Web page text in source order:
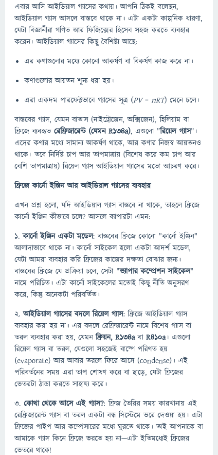
এবার আসি আইডিয়াল গ্যাসের কথায়। আপনি ঠিকই বলেছন,
আইডিয়াল গ্যাস আসলে বাস্তবে থাকে না। এটা একটা কাল্পনিক ধারণা,
যেটা বিজ্ঞানীরা গণিত আর ফিজিক্সের হিসেব সহজ করতে ব্যবহার
করেন। আইডিয়াল গ্যাসের কিছু বৈশিষ্ট্য আছে:
এর কণাগুলোর মধ্যে কোনো আকর্ষণ বা বিকর্ষণ কাজ করে না।
কণাগুলোর আয়তন শূন্য ধরা হয়।
এরা একদম পারফেক্টভাবে গ্যাসের সূত্র (PV= nRT) মেনে চলে।
বাস্তবের গ্যাস, যেমন বাতাস (নাইট্রোজেন, অক্সিজেন), হিলিয়াম বা
ফ্রিজে ব্যবহৃত রেফ্রিজারেন্ট (যেমন R134a), এগুলো "রিয়েল গ্যাস"।
এদের কণার মধ্যে সামান্য আকর্ষণ থাকে, আর কণার নিজস্ব আয়তনও
থাকে। তবে নির্দিষ্ট চাপ আর তাপমাত্রায় (বিশেষ করে কম চাপ আর
বেশি তাপমাত্রায়) রিয়েল গ্যাস আইডিয়াল গ্যাসের মতো আচরণ করে।
ফ্রিজে কার্নো ইঞ্জিন আর আইডিয়াল গ্যাসের ব্যবহার
এখন প্রশ্ন হলো, যদি আইডিয়াল গ্যাস বাস্তবে না থাকে, তাহলে ফ্রিজে
কার্নো ইঞ্জিন কীভাবে চলে? আসলে ব্যাপারটা এমন:
১.কার্নো ইঞ্জিন একটা মডেল: বাস্তবের ফ্রিজে কোনো "কার্নো ইঞ্জিন"
আলাদাভাবে থাকে না। কার্নো সাইকেল হলো একটা আদর্শ মডেল,
যেটা আমরা ব্যবহার করি ফ্রিজের কাজের দক্ষতা বোঝার জন্য।
বাস্তবের ফ্রিজে যে প্রক্রিয়া চলে, সেটা "ভ্যাপার কম্প্রেশন সাইকেল"
নামে পরিচিত। এটা কার্নো সাইকেলের মতোই কিছু নীতি অনুসরণ
করে, কিন্তু অনেকটা পরিবর্তিত।
২.আইডিয়াল গ্যাসের বদলে রিয়েল গ্যাস: ফ্রিজে আইডিয়াল গ্যাস
ব্যবহার করা হয় না। এর বদলে রেফ্রিজারেন্ট নামে বিশেষ গ্যাস বা
তরল ব্যবহার করা হয়, যেমনফ্রিয়ন, R134aবা R410a। এগুলো
রিয়েল গ্যাস বা তরল, যেগুলো সহজেই বাষ্পে পরিণত হয়
(evaporate) আর আবার তরলে ফিরে আসে (condense)। এই
পরিবর্তনের সময় এরা তাপ শোষণ করে বা ছাড়ে, যেটা ফ্রিজের
ভেতরটা ঠান্ডা করতে সাহায্য করে।
৩. কোথা থেকে আসে এই গ্যাস?: ফ্রিজ তৈরির সময় কারখানায় এই
রেফ্রিজারেন্ট গ্যাস বা তরল একটা বন্ধ সিস্টেমে ভরে দেওয়া হয়। এটা
ফ্রিজের পাইপ আর কম্প্রেসারের মধ্যে ঘুরতে থাকে। তাই আপনাকে বা
আমাকে গ্যাস কিনে ফ্রিজে ভরতে হয় না—এটা ইতিমধ্যেই ফ্রিজের
ভেতরে থাকে!